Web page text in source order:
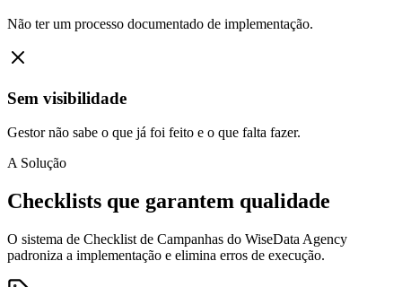
Não ter um processo documentado de implementação.
Sem visibilidade
Gestor não sabe o que já foi feito e o que falta fazer.
A Solução
Checklists que garantem qualidade
O sistema de Checklist de Campanhas do WiseData Agency
padroniza a implementação e elimina erros de execução.